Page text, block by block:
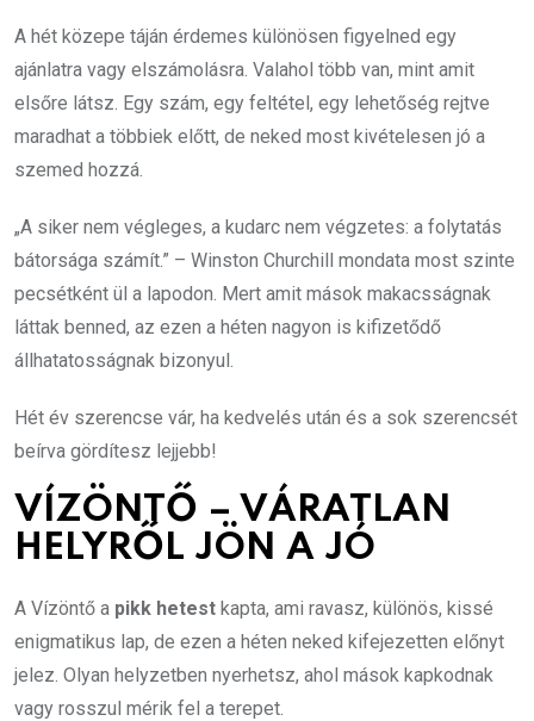
A hét közepe táján érdemes különösen figyelned egy
ajánlatra vagy elszámolásra. Valahol több van, mint amit
elsőre látsz. Egy szám, egy feltétel, egy lehetőség rejtve
maradhat a többiek előtt, de neked most kivételesen jó a
szemed hozzá.
„A siker nem végleges, a kudarc nem végzetes: a folytatás
bátorsága számít.” – Winston Churchill mondata most szinte
pecsétként ül a lapodon. Mert amit mások makacsságnak
láttak benned, az ezen a héten nagyon is kifizetődő
állhatatosságnak bizonyul.
Hét év szerencse vár, ha kedvelés után és a sok szerencsét
beírva gördítesz lejjebb!
VÍZÖNTŐ – VÁRATLAN
HELYRŐL JÖN A JÓ
A Vízöntő a pikk hetest kapta, ami ravasz, különös, kissé
enigmatikus lap, de ezen a héten neked kifejezetten előnyt
jelez. Olyan helyzetben nyerhetsz, ahol mások kapkodnak
vagy rosszul mérik fel a terepet.